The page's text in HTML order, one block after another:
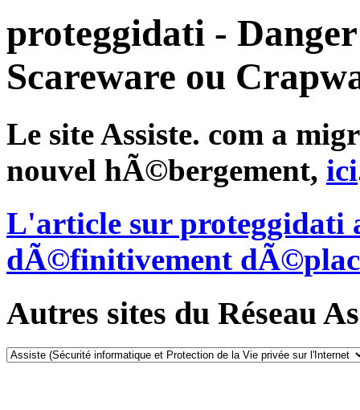
proteggidati -
Scareware ou
Le site Assiste. com a
nouvel hÃ©bergement, ici
L'article sur
dÃ©finitivement
Autres sites du Réseau